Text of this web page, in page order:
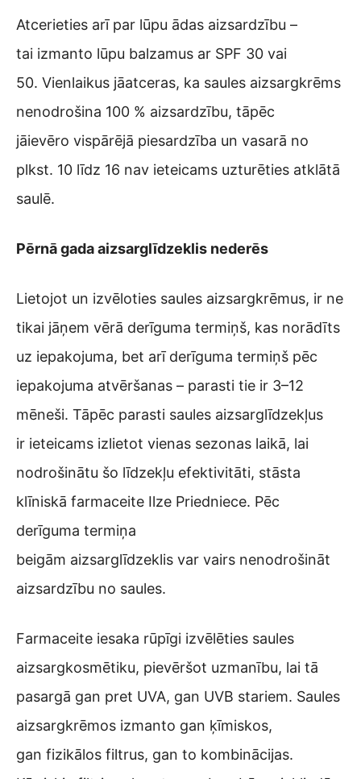
Atcerieties arī par lūpu ādas aizsardzību –
tai izmanto lūpu balzamus ar SPF 30 vai
50. Vienlaikus jāatceras, ka saules aizsargkrēms
nenodrošina 100 % aizsardzību, tāpēc
jāievēro vispārējā piesardzība un vasarā no
plkst. 10 līdz 16 nav ieteicams uzturēties atklātā
saulē.
Pērnā gada aizsarglīdzeklis nederēs
Lietojot un izvēloties saules aizsargkrēmus, ir ne
tikai jāņem vērā derīguma termiņš, kas norādīts
uz iepakojuma, bet arī derīguma termiņš pēc
iepakojuma atvēršanas – parasti tie ir 3–12
mēneši. Tāpēc parasti saules aizsarglīdzekļus
ir ieteicams izlietot vienas sezonas laikā, lai
nodrošinātu šo līdzekļu efektivitāti, stāsta
klīniskā farmaceite Ilze Priedniece. Pēc
derīguma termiņa
beigām aizsarglīdzeklis var vairs nenodrošināt
aizsardzību no saules.
Farmaceite iesaka rūpīgi izvēlēties saules
aizsargkosmētiku, pievēršot uzmanību, lai tā
pasargā gan pret UVA, gan UVB stariem. Saules
aizsargkrēmos izmanto gan ķīmiskos,
gan fizikālos filtrus, gan to kombinācijas.